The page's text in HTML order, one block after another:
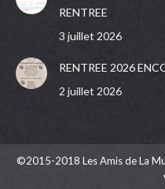
RENTREE
3 juillet 2026
RENTREE 2026
2 juillet 2026
©2015-2018 Les Amis de La